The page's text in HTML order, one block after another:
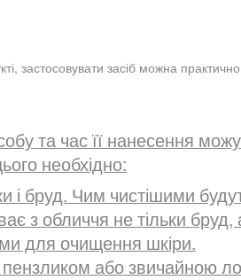
застосовувати засіб можна практично
та час її нанесення
необхідно:
і бруд. Чим чистішими
з обличчя не тільки бруд,
для очищення шкіри.
або звичайною